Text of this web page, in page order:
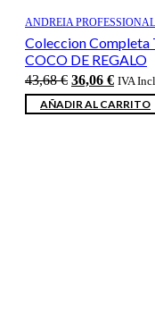
ANDREIA PROFESSIONAL
Coleccion Completa
COCO DE REGALO
43,68€ El
precio
original
36,06 €El
precio
actual
IVA Incl.
AÑADIR AL CARRITO